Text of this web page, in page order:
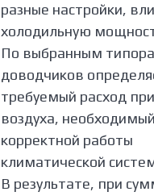
разные настройки,
холодильную
По выбранным
доводчиков
требуемый расход
воздуха,
корректной работы
климатической
В результате, при